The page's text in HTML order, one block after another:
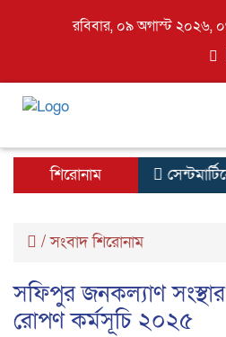
রবিবার, ০৯ অগাস্ট ২০২৬,
শিরোনাম
/সংবাদ শিরোনাম
সফিপুর জনকল্যাণ
রোপণ কর্মসূচি ২০২৫